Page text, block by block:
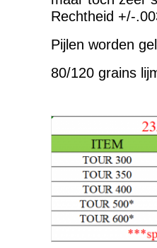
Rechtheid +/-
Pijlen worden
80/120 grains